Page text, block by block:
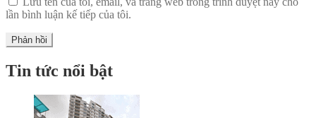
lần bình luận kế tiếp của tôi.
Tin tức nổi bật